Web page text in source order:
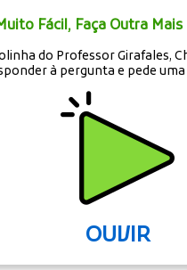
Fácil, Faça Outra
do Professor Girafales,
à pergunta e pede uma
OUVIR